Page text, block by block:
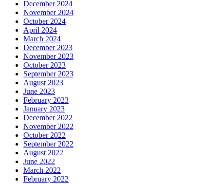
December 2024
November 2024
October 2024
April 2024
March 2024
December 2023
November 2023
October 2023
September 2023
August 2023
June 2023
February 2023
January 2023
December 2022
November 2022
October 2022
September 2022
August 2022
June 2022
March 2022
February 2022